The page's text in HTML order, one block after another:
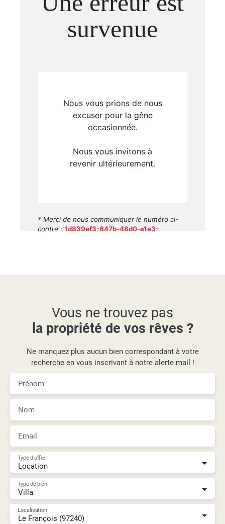
Vous ne trouvez pas
la propriété de vos rêves ?
Ne manquez plus aucun bien correspondant à votre
recherche en vous inscrivant à notre alerte mail !
Prénom
Nom
Email
Location
Type d'offre
Villa
Type de bien
Le François (97240)
Localisation